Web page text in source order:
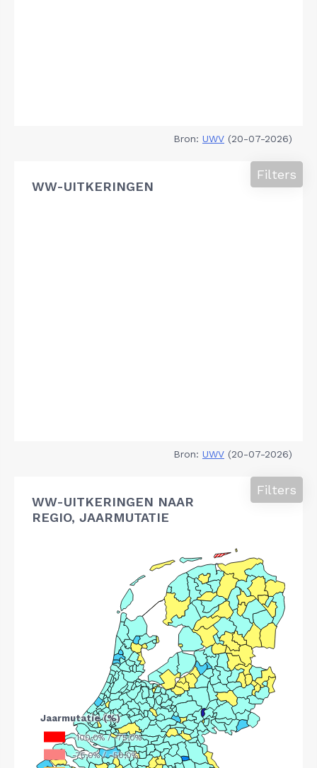
Bron: UWV (20-07-2026)
WW-UITKERINGEN
Filters
Bron: UWV (20-07-2026)
WW-UITKERINGEN NAAR
REGIO, JAARMUTATIE
Filters